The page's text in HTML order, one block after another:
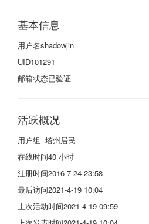
基本信息
用户名shadowjin
UID101291
邮箱状态已验证
活跃概况
用户组 塔州居民
在线时间40 小时
注册时间2016-7-24 23:58
最后访问2021-4-19 10:04
上次活动时间2021-4-19 09:59